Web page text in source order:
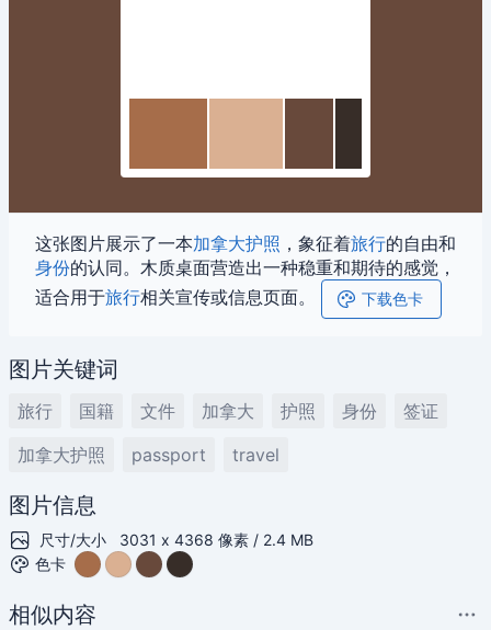
这张图片展示了一本加拿大护照 ，象征着旅行的自由和
身份的认同。木质桌面营造出一种稳重和期待的感觉，
适合用于旅行相关宣传或信息页面。 下载色卡
图片关键词
旅行 国籍 文件 加拿大 护照 身份
签证
加拿大护照
passport travel
图片信息
尺寸/大小
3031 x 4368 像素 / 2.4 MB
色卡
相似内容